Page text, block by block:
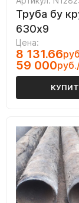
Труба бу
630х9
Цена:
8 131.66
59 000